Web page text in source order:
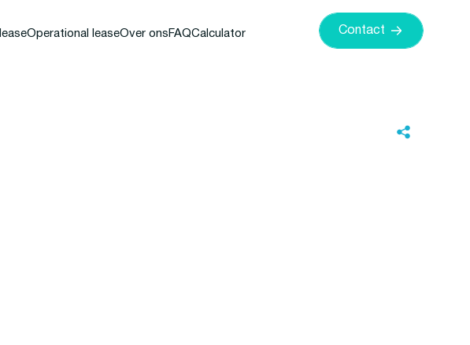
Operational leaseOver ons FAQCalculator Contact